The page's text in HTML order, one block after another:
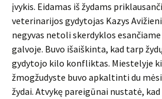
įvykis. Eidamas iš žydams
veterinarijos gydytojas Kazys
negyvas netoli skerdyklos
galvoje. Buvo išaiškinta, kad tarp
gydytojo kilo konfliktas. Miestelyje
žmogžudyste buvo apkaltinti du
žydai. Atvykę pareigūnai nustatė,